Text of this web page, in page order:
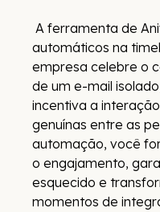
A ferramenta de
automáticos na
empresa celebre o
de um e-mail
incentiva a
genuínas entre as
automação, você
o engajamento,
esquecido e
momentos de